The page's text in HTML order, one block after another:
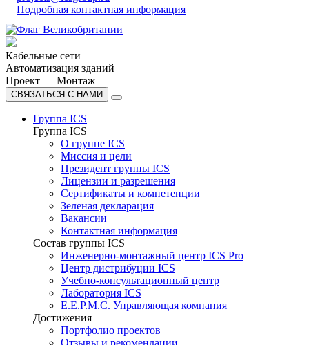
Подробная контактная информация
Кабельные сети
Автоматизация зданий
Проект — Монтаж
СВЯЗАТЬСЯ С НАМИ
Группа ICS
Группа ICS
О группе ICS
Миссия и цели
Президент группы ICS
Лицензии и разрешения
Сертификаты и компетенции
Зеленая декларация
Вакансии
Контактная информация
Состав группы ICS
Инженерно-монтажный центр ICS Pro
Центр дистрибуции ICS
Учебно-консультационный центр
Лаборатория ICS
E.E.P.M.C. Управляющая компания
Достижения
Портфолио проектов
Отзывы и рекомендации